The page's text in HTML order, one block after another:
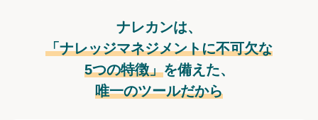
ナレカンは、
「ナレッジマネジメントに不可欠な
5つの特徴」を備えた、
唯一のツールだから